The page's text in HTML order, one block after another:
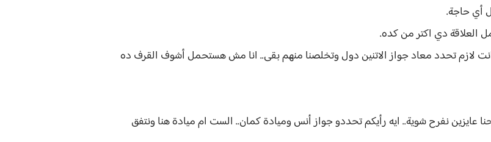
أي حاجة.
العلاقة دي اكتر من كده.
لازم تحدد معاد جواز الاتنين دول وتخلصنا منهم بقى.. انا مش هستحمل أشوف القرف ده
عايزين نفرح شوية.. ايه رأيكم تحددو جواز أنس وميادة كمان.. الست ام ميادة هنا ونتفق